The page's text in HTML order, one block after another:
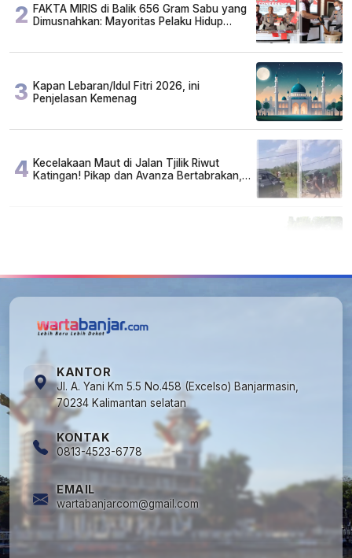
2 FAKTA MIRIS di Balik 656 Gram Sabu yang
Dimusnahkan: Mayoritas Pelaku Hidup
3 Kapan Lebaran/Idul Fitri 2026, ini
Penjelasan Kemenag
4 Kecelakaan Maut di Jalan Tjilik Riwut
Katingan! Pikap dan Avanza Bertabrakan,
KANTOR
Jl. A. Yani Km 5.5 No.458 (Excelso) Banjarmasin,
70234 Kalimantan selatan
KONTAK
0813-4523-6778
EMAIL
wartabanjarcom@gmail.com